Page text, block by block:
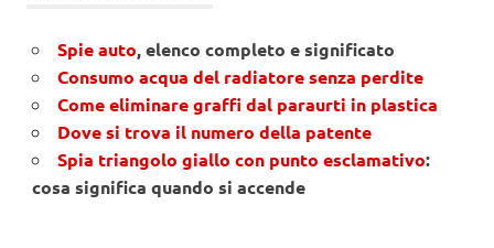
Spie auto, elenco completo e significato
Consumo acqua del radiatore senza perdite
Come eliminare graffi dal paraurti in plastica
Dove si trova il numero della patente
Spia triangolo giallo con punto esclamativo:
cosa significa quando si accende